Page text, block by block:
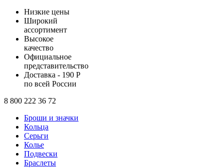
Низкие цены
Широкий
ассортимент
Высокое
качество
Официальное
представительство
Доставка - 190 Р
по всей России
8 800 222 36 72
Броши и значки
Кольца
Серьги
Колье
Подвески
Браслеты